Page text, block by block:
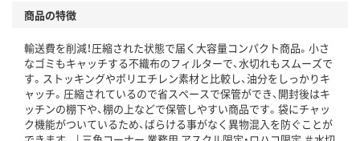
この商品の環境配慮ポイントです。下記商品詳細「
アスクル商品環境スコア詳細／加点項目
」で確認できます。
商品の特徴
輸送費を削減！圧縮された状態で届く大容量コンパクト商品。小さ
なゴミもキャッチする不織布のフィルターで、水切れもスムーズで
す。ストッキングやポリエチレン素材と比較し、油分をしっかりキ
ャッチ。圧縮されているので省スペースで保管ができ、開封後はキ
ッチンの棚下や、棚の上などで保管しやすい商品です。袋にチャッ
ク機能がついているため、ばらける事がなく異物混入を防ぐことが